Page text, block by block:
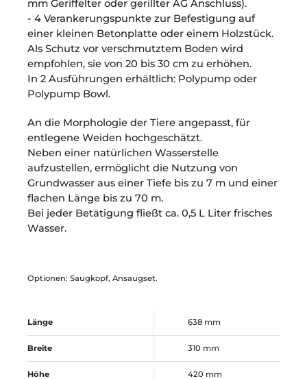
mm Geriffelter oder gerillter AG Anschluss).
- 4 Verankerungspunkte zur Befestigung auf
einer kleinen Betonplatte oder einem Holzstück.
Als Schutz vor verschmutztem Boden wird
empfohlen, sie von 20 bis 30 cm zu erhöhen.
In 2 Ausführungen erhältlich: Polypump oder
Polypump Bowl.
An die Morphologie der Tiere angepasst, für
entlegene Weiden hochgeschätzt.
Neben einer natürlichen Wasserstelle
aufzustellen, ermöglicht die Nutzung von
Grundwasser aus einer Tiefe bis zu 7 m und einer
flachen Länge bis zu 70 m.
Bei jeder Betätigung fließt ca. 0,5 L Liter frisches
Wasser.
Optionen: Saugkopf, Ansaugset.
Länge 638 mm
Breite 310 mm
Höhe 420 mm